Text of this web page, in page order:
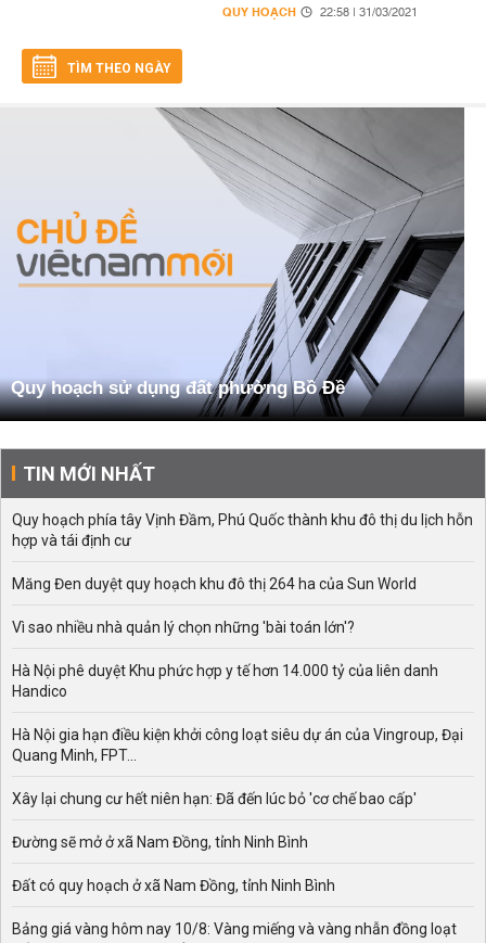
QUY HOẠCH 22:58 | 31/03/2021
TÌM THEO NGÀY
Quy hoạch sử dụng đất phường Bồ Đề
TIN MỚI NHẤT
Quy hoạch phía tây Vịnh Đầm, Phú Quốc thành khu đô thị du lịch hỗn
hợp và tái định cư
Măng Đen duyệt quy hoạch khu đô thị 264 ha của Sun World
Vì sao nhiều nhà quản lý chọn những 'bài toán lớn'?
Hà Nội phê duyệt Khu phức hợp y tế hơn 14.000 tỷ của liên danh
Handico
Hà Nội gia hạn điều kiện khởi công loạt siêu dự án của Vingroup, Đại
Quang Minh, FPT...
Xây lại chung cư hết niên hạn: Đã đến lúc bỏ 'cơ chế bao cấp'
Đường sẽ mở ở xã Nam Đồng, tỉnh Ninh Bình
Đất có quy hoạch ở xã Nam Đồng, tỉnh Ninh Bình
Bảng giá vàng hôm nay 10/8: Vàng miếng và vàng nhẫn đồng loạt